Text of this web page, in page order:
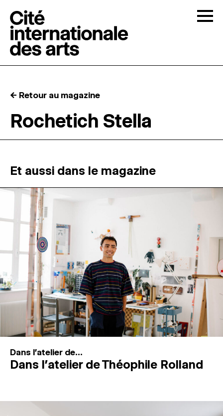
RÉSIDENCES ↓
ATELIERS OUVERTS
PROGRAMMATION
MAGAZINE
ESPACES DE PRATIQUE ARTISTIQUE ↓
Recherche
Connexion
← Retour au magazine
Rochetich Stella
Et aussi dans le magazine
Dans l'atelier de...
Dans l’atelier de Théophile Rolland